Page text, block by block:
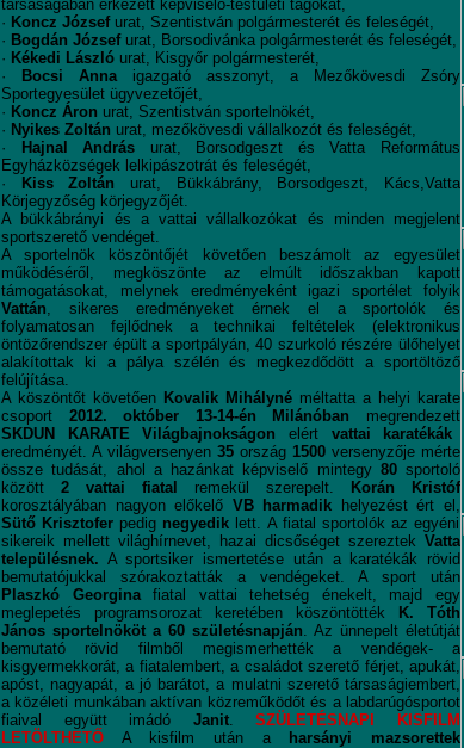
társaságában érkezett képviselő-testületi tagokat,
· Koncz Józsefurat, Szentistván polgármesterét és feleségét,
· Bogdán József urat, Borsodivánka polgármesterét és feleségét,
· Kékedi László urat, Kisgyőr polgármesterét,
·
Bocsi Annaigazgató asszonyt, a Mezőkövesdi Zsóry
Sportegyesület ügyvezetőjét,
· Koncz Áron urat, Szentistván sportelnökét,
· Nyikes Zoltán urat, mezőkövesdi vállalkozót és feleségét,
·
Hajnal András urat, Borsodgeszt és Vatta Református
Egyházközségek lelkipászotrát és feleségét,
·
Kiss Zoltán urat, Bükkábrány, Borsodgeszt, Kács,Vatta
Körjegyzőség körjegyzőjét.
A bükkábrányi és a vattai vállalkozókat és minden megjelent
sportszerető vendéget.
A sportelnök köszöntőjét követően beszámolt az egyesület
működéséről, megköszönte az elmúlt időszakban kapott
támogatásokat, melynek eredményeként igazi sportélet folyik
Vattán, sikeres eredményeket érnek el a sportolók és
folyamatosan fejlődnek a technikai feltételek (elektronikus
öntözőrendszer épült a sportpályán, 40 szurkoló részére ülőhelyet
alakítottak ki a pálya szélén és megkezdődött a sportöltöző
felújítása.
A köszöntőt követően Kovalik Mihályné méltatta a helyi karate
csoport 2012. október 13-14-én Milánóban megrendezett
SKDUN KARATE Világbajnokságon elért vattai karatékák
eredményét. A világversenyen 35 ország 1500 versenyzője mérte
össze tudását, ahol a hazánkat képviselő mintegy 80sportoló
között 2 vattai fiatal remekül szerepelt. Korán Kristóf
korosztályában nagyon előkelő VB harmadik helyezést ért el,
Sütő Krisztofer pedig negyedik lett. A fiatal sportolók az egyéni
sikereik mellett világhírnevet, hazai dicsőséget szereztek Vatta
településnek. A sportsiker ismertetése után a karatékák rövid
bemutatójukkal szórakoztatták a vendégeket. A sport után
Plaszkó Georginafiatal vattai tehetség énekelt, majd egy
meglepetés programsorozat keretében köszöntötték
K. Tóth
János sportelnököt a 60 születésnapján. Az ünnepelt életútját
bemutató rövid filmből megismerhették a vendégek- a
kisgyermekkorát, a fiatalembert, a családot szerető férjet, apukát,
apóst, nagyapát, a jó barátot, a mulatni szerető társaságiembert,
a közéleti munkában aktívan közreműködőt és a labdarúgósportot
fiaival együtt imádó Janit.SZÜLETÉSNAPI KISFILM
LETÖLTHETŐ A kisfilm után a
harsányi mazsorettek